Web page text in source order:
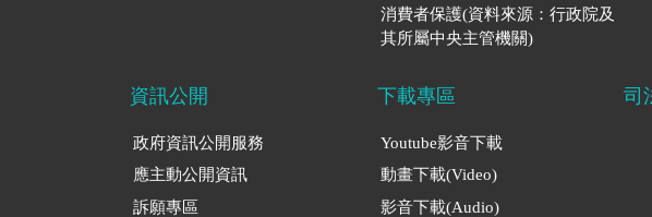
消費者保護(資料來源：行政院及
其所屬中央主管機關)
資訊公開
政府資訊公開服務
應主動公開資訊
訴願專區
下載專區
Youtube影音下載
動畫下載(Video)
影音下載(Audio)
司